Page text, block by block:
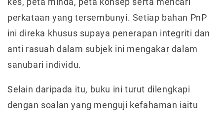
perkataan yang tersembunyi. Setiap bahan PnP
ini direka khusus supaya penerapan integriti dan
anti rasuah dalam subjek ini mengakar dalam
sanubari individu.
Selain daripada itu, buku ini turut dilengkapi
dengan soalan yang menguji kefahaman iaitu